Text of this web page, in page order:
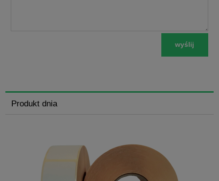
wyślij
Produkt dnia